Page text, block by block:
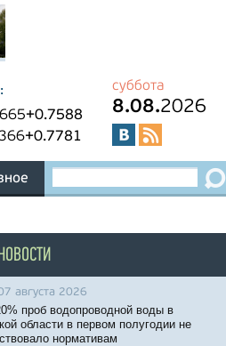
+0.7588
+0.7781
суббота
8.08.2026
августа 2026
проб водопроводной воды в
области в первом полугодии не
нормативам